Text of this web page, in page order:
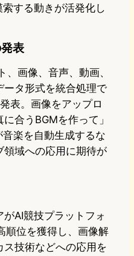
する動きが活発化し
表
、画像、音声、動画、
ータ形式を統合処理で
表。画像をアップロ
合うBGMを作って」
楽を自動生成するな
領域への応用に期待が
AI競技プラットフォ
順位を獲得し、画像解
技術などへの応用を